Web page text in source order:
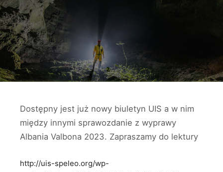
Dostępny jest już nowy biuletyn UIS a w nim
między innymi sprawozdanie z wyprawy
Albania Valbona 2023. Zapraszamy do lektury
http://uis-speleo.org/wp-